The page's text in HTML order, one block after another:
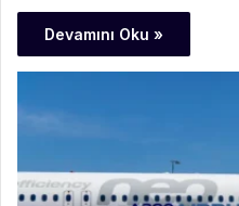
Devamını Oku »